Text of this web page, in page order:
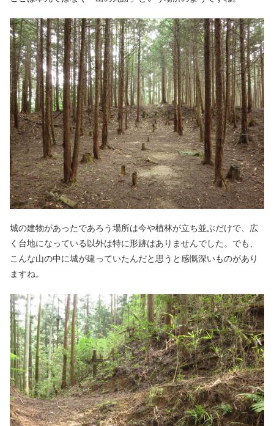
城の建物があったであろう場所は今や植林が立ち並ぶだけで、広
く台地になっている以外は特に形跡はありませんでした。でも、
こんな山の中に城が建っていたんだと思うと感慨深いものがあり
ますね。